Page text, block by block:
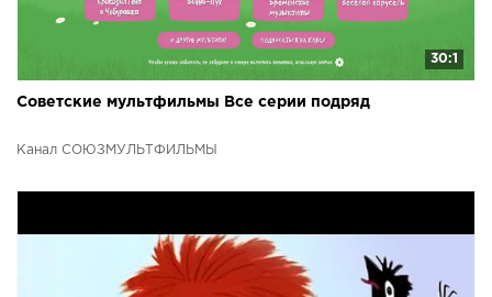
30:1
Советские мультфильмы Все серии подряд
Канал СОЮЗМУЛЬТФИЛЬМЫ